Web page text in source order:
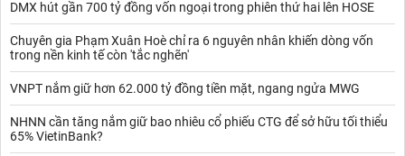
DMX hút gần 700 tỷ đồng vốn ngoại trong phiên thứ hai lên HOSE
Chuyên gia Phạm Xuân Hoè chỉ ra 6 nguyên nhân khiến dòng vốn
trong nền kinh tế còn 'tắc nghẽn'
VNPT nắm giữ hơn 62.000 tỷ đồng tiền mặt, ngang ngửa MWG
NHNN cần tăng nắm giữ bao nhiêu cổ phiếu CTG để sở hữu tối thiểu
65% VietinBank?